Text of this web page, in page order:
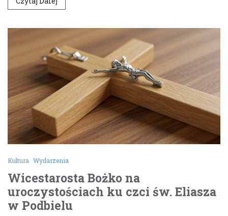
Kultura Wydarzenia
Wicestarosta Bożko na
uroczystościach ku czci św. Eliasza
w Podbielu